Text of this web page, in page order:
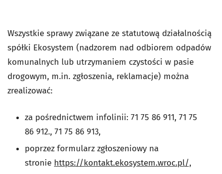
Wszystkie sprawy związane ze statutową działalnością
spółki Ekosystem (nadzorem nad odbiorem odpadów
komunalnych lub utrzymaniem czystości w pasie
drogowym, m.in. zgłoszenia, reklamacje) można
zrealizować:
za pośrednictwem infolinii: 71 75 86 911, 71 75
86 912., 71 75 86 913,
poprzez formularz zgłoszeniowy na
stronie https://kontakt.ekosystem.wroc.pl/,